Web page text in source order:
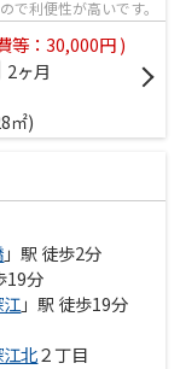
で利便性が高いです。
等：30,000円 )
2ヶ月
㎡)
」駅 徒歩2分
19分
」駅 徒歩19分
北２丁目